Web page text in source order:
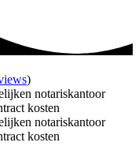
)